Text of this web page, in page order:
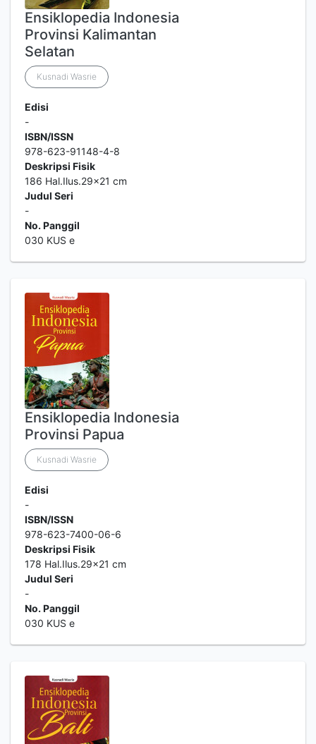
Ensiklopedia Indonesia
Provinsi Kalimantan
Selatan
Kusnadi Wasrie
Edisi
-
ISBN/ISSN
978-623-91148-4-8
Deskripsi Fisik
186 Hal.Ilus.29x21 cm
Judul Seri
-
No. Panggil
030 KUS e
Ensiklopedia Indonesia
Provinsi Papua
Kusnadi Wasrie
Edisi
-
ISBN/ISSN
978-623-7400-06-6
Deskripsi Fisik
178 Hal.Ilus.29x21 cm
Judul Seri
-
No. Panggil
030 KUS e